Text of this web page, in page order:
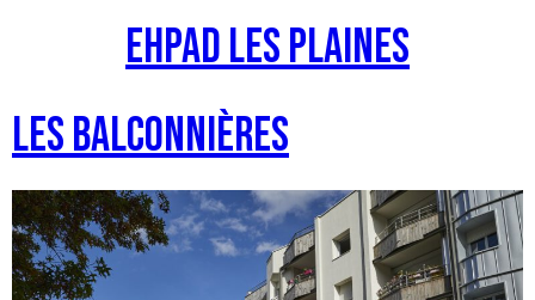
EHPAD Les Plaines
Les balconnières